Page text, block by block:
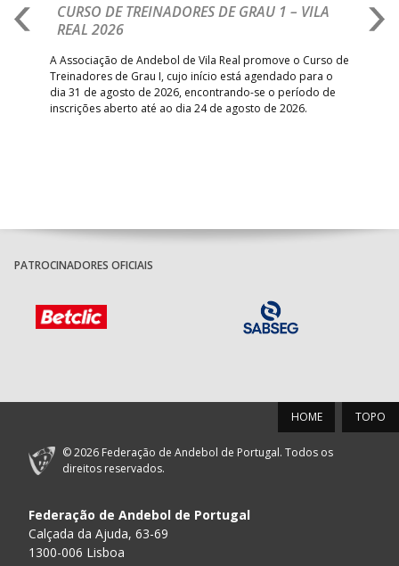
CURSO DE TREINADORES DE GRAU 1 – VILA
REAL 2026
A Associação de Andebol de Vila Real promove o Curso de
Treinadores de Grau I, cujo início está agendado para o
dia 31 de agosto de 2026, encontrando-se o período de
inscrições aberto até ao dia 24 de agosto de 2026.
PATROCINADORES OFICIAIS
TOPO
HOME
© 2026 Federação de Andebol de Portugal. Todos os
direitos reservados.
Federação de Andebol de Portugal
Calçada da Ajuda, 63-69
1300-006 Lisboa